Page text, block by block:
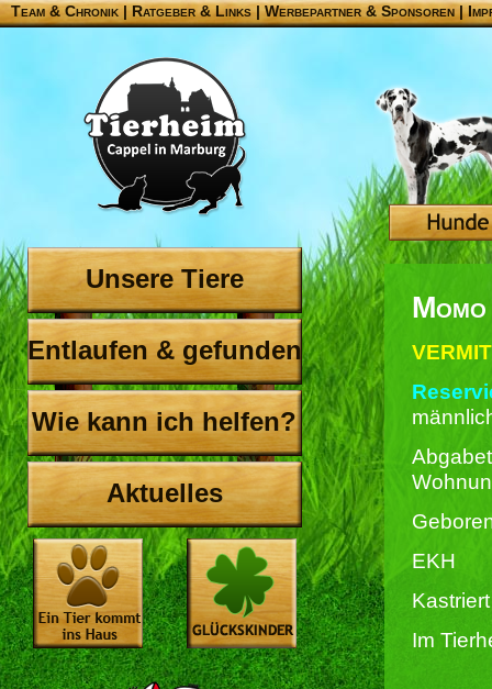
Team & Chronik |Ratgeber & Links|Werbepartner & Sponsoren|
Unsere Tiere
Entlaufen & gefunden
Wie kann ich helfen?
Aktuelles
EKH
Im